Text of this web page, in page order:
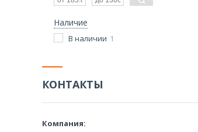
Наличие
В наличии 1
КОНТАКТЫ